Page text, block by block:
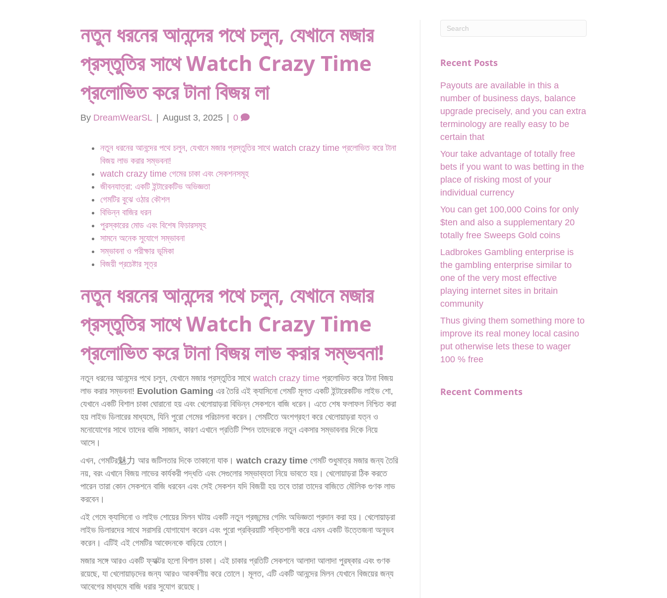
নতুন ধরনের আনন্দের পথে চলুন, যেখানে মজার
প্রস্তুতির সাথে Watch Crazy Time
প্রলোভিত করে টানা বিজয় লা
By DreamWearSL August 3, 2025 0
নতুন ধরনের আনন্দের পথে চলুন, যেখানে মজার প্রস্তুতির সাথে watch crazy time প্রলোভিত করে টানা
বিজয় লাভ করার সম্ভবনা!
watch crazy time গেমের চাকা এবং সেকশনসমূহ
জীবনযাত্রা: একটি ইন্টারেকটিভ অভিজ্ঞতা
গেমটির বুঝে ওঠার কৌশল
বিভিন্ন বাজির ধরন
পুরস্কারের মোড এবং বিশেষ ফিচারসমূহ
সামনে অনেক সুযোগে সম্ভাবনা
সম্ভাবনা ও পরীক্ষার ভূমিকা
বিজয়ী প্রচেষ্টার সূত্র
নতুন ধরনের আনন্দের পথে চলুন, যেখানে মজার
প্রস্তুতির সাথে Watch Crazy Time
প্রলোভিত করে টানা বিজয় লাভ করার সম্ভবনা!
নতুন ধরনের আনন্দের পথে চলুন, যেখানে মজার প্রস্তুতির সাথে watch crazy time প্রলোভিত করে টানা বিজয়
লাভ করার সম্ভবনা! Evolution Gaming এর তৈরি এই ক্যাসিনো গেমটি মূলত একটি ইন্টারেকটিভ লাইভ শো,
যেখানে একটি বিশাল চাকা ঘোরানো হয় এবং খেলোয়াড়রা বিভিন্ন সেকশনে বাজি ধরেন। এতে শেষ ফলাফল নিশ্চিত করা
হয় লাইভ ডিলারের মাধ্যমে, যিনি পুরো গেমের পরিচালনা করেন। গেমটিতে অংশগ্রহণ করে খেলোয়াড়রা যত্ন ও
মনোযোগের সাথে তাদের বাজি সাজান, কারণ এখানে প্রতিটি স্পিন তাদেরকে নতুন একসার সম্ভাবনার দিকে নিয়ে
আসে।
এখন, গেমটির魅力 আর জটিলতার দিকে তাকানো যাক। watch crazy time গেমটি শুধুমাত্র মজার জন্য তৈরি
নয়, বরং এখানে বিজয় লাভের কার্যকরী পদ্ধতি এবং সেগুলোর সম্ভাব্যতা নিয়ে ভাবতে হয়। খেলোয়াড়রা ঠিক করতে
পারেন তারা কোন সেকশনে বাজি ধরবেন এবং সেই সেকশন যদি বিজয়ী হয় তবে তারা তাদের বাজিতে মৌলিক গুণক লাভ
করবেন।
এই গেমে ক্যাসিনো ও লাইভ শোয়ের মিলন ঘটায় একটি নতুন প্রজন্মের গেমিং অভিজ্ঞতা প্রদান করা হয়। খেলোয়াড়রা
লাইভ ডিলারদের সাথে সরাসরি যোগাযোগ করেন এবং পুরো প্রক্রিয়াটি শক্তিশালী করে এমন একটি উত্তেজনা অনুভব
করেন। এটিই এই গেমটির আবেদনকে বাড়িয়ে তোলে।
মজার সঙ্গে আরও একটি ফ্যাক্টর হলো বিশাল চাকা। এই চাকার প্রতিটি সেকশনে আলাদা আলাদা পুরষ্কার এবং গুণক
রয়েছে, যা খেলোয়াড়দের জন্য আরও আকর্ষণীয় করে তোলে। মূলত, এটি একটি আনন্দের মিলন যেখানে বিজয়ের জন্য
আবেগের মাধ্যমে বাজি ধরার সুযোগ রয়েছে।
Recent Posts
Payouts are available in this a
number of business days, balance
upgrade precisely, and you can extra
terminology are really easy to be
certain that
Your take advantage of totally free
bets if you want to was betting in the
place of risking most of your
individual currency
You can get 100,000 Coins for only
$ten and also a supplementary 20
totally free Sweeps Gold coins
Ladbrokes Gambling enterprise is
the gambling enterprise similar to
one of the very most effective
playing internet sites in britain
community
Thus giving them something more to
improve its real money local casino
put otherwise lets these to wager
100 % free
Recent Comments